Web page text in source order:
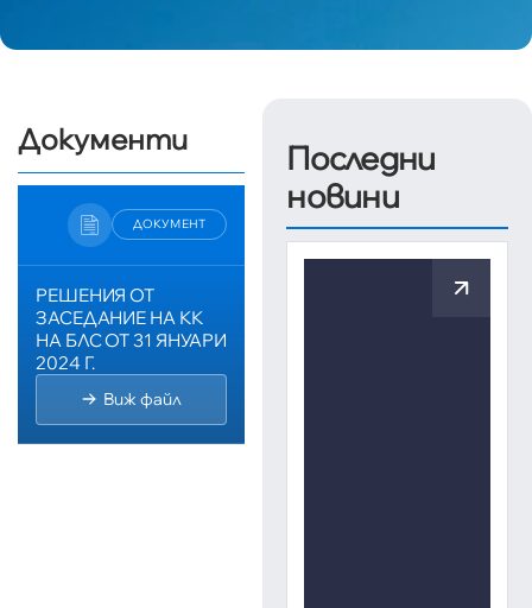
Документи
РЕШЕНИЯ ОТ
ЗАСЕДАНИЕ НА КК
НА БЛС ОТ 31 ЯНУАРИ
2024 Г.
Виж файл
ДОКУМЕНТ
Последни
новини